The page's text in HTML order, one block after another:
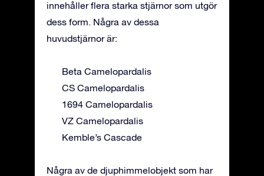
innehåller flera starka stjärnor som utgör
dess form. Några av dessa
huvudstjärnor är:
Beta Camelopardalis
CS Camelopardalis
1694 Camelopardalis
VZ Camelopardalis
Kemble’s Cascade
Några av de djuphimmelobjekt som har